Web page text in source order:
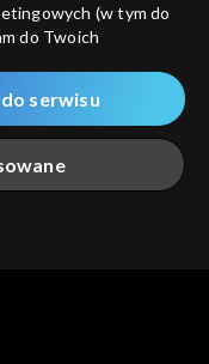
(w tym do
do Twoich
udostępnianie
przez
zwanych dalej
za pomocą
serwisu